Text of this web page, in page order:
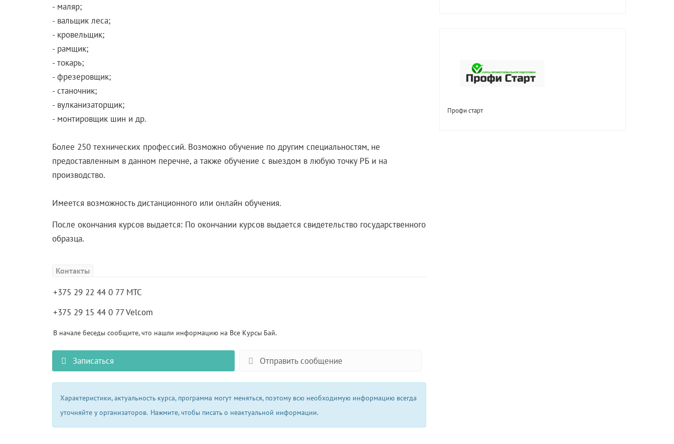
- маляр;
- вальщик леса;
- кровельщик;
- рамщик;
- токарь;
- фрезеровщик;
- станочник;
- вулканизаторщик;
- монтировщик шин и др.
Более 250 технических профессий. Возможно обучение по другим специальностям, не
предоставленным в данном перечне, а также обучение с выездом в любую точку РБ и на
производство.
Имеется возможность дистанционного или онлайн обучения.
После окончания курсов выдается: По окончании курсов выдается свидетельство государственного
образца.
Контакты
+375 29 22 44 0 77 MTC
+375 29 15 44 0 77 Velcom
В начале беседы сообщите, что нашли информацию на Все Курсы Бай.
Записаться Отправить сообщение
Характеристики, актуальность курса, программа могут меняться, поэтому всю необходимую информацию всегда
уточняйте у организаторов. Нажмите, чтобы писать о неактуальной информации.
Профи старт